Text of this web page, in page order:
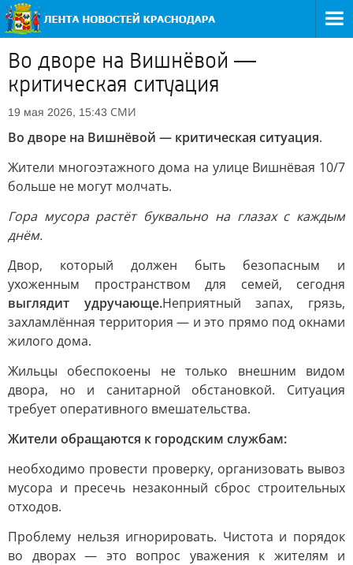
Во дворе на Вишнёвой —
критическая ситуация
19 мая 2026, 15:43 СМИ
Во дворе на Вишнёвой — критическая ситуация.
Жители многоэтажного дома на улице Вишнёвая 10/7
больше не могут молчать.
Гора мусора растёт буквально на глазах с каждым
днём.
Двор, который должен быть безопасным и
ухоженным пространством для семей, сегодня
выглядит удручающе.Неприятный запах, грязь,
захламлённая территория — и это прямо под окнами
жилого дома.
Жильцы обеспокоены не только внешним видом
двора, но и санитарной обстановкой. Ситуация
требует оперативного вмешательства.
Жители обращаются к городским службам:
необходимо провести проверку, организовать вывоз
мусора и пресечь незаконный сброс строительных
отходов.
Проблему нельзя игнорировать. Чистота и порядок
во дворах — это вопрос уважения к жителям и